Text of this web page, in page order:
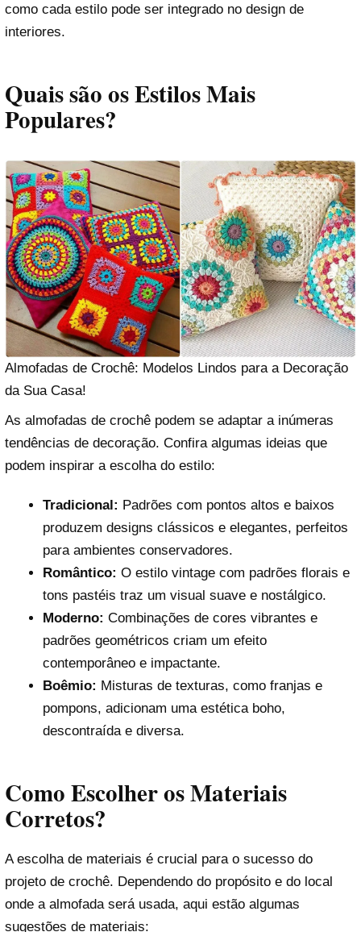
como cada estilo pode ser integrado no design de
interiores.
Quais são os Estilos Mais
Populares?
Almofadas de Crochê: Modelos Lindos para a Decoração
da Sua Casa!
As almofadas de crochê podem se adaptar a inúmeras
tendências de decoração. Confira algumas ideias que
podem inspirar a escolha do estilo:
Tradicional: Padrões com pontos altos e baixos
produzem designs clássicos e elegantes, perfeitos
para ambientes conservadores.
Romântico: O estilo vintage com padrões florais e
tons pastéis traz um visual suave e nostálgico.
Moderno: Combinações de cores vibrantes e
padrões geométricos criam um efeito
contemporâneo e impactante.
Boêmio: Misturas de texturas, como franjas e
pompons, adicionam uma estética boho,
descontraída e diversa.
Como Escolher os Materiais
Corretos?
A escolha de materiais é crucial para o sucesso do
projeto de crochê. Dependendo do propósito e do local
onde a almofada será usada, aqui estão algumas
sugestões de materiais: